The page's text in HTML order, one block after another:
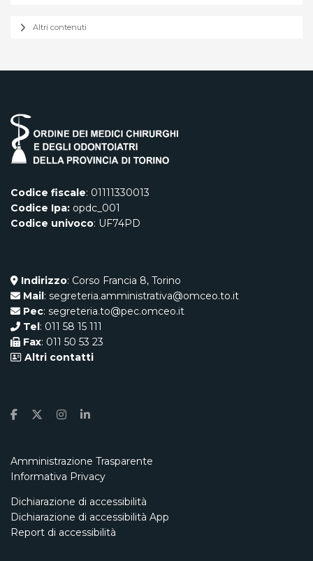
Altri contenuti
Codice fiscale: 01111330013
Codice Ipa: opdc_001
Codice univoco: UF74PD
Indirizzo: Corso Francia 8, Torino
Mail: segreteria.amministrativa@omceo.to.it
Pec: segreteria.to@pec.omceo.it
Tel: 011 58 15 111
Fax: 011 50 53 23
Altri contatti
Amministrazione Trasparente
Informativa Privacy
Dichiarazione di accessibilità
Dichiarazione di accessibilità App
Report di accessibilità